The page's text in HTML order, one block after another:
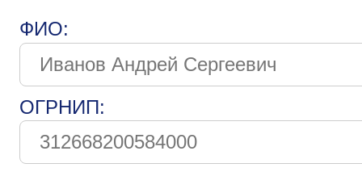
ФИО:
ОГРНИП: